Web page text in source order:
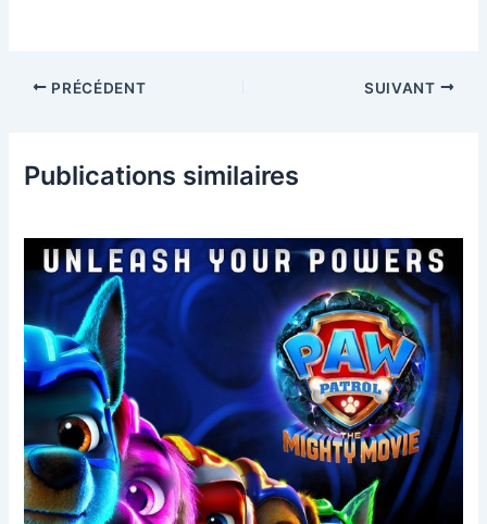
PRÉCÉDENT SUIVANT
Publications similaires